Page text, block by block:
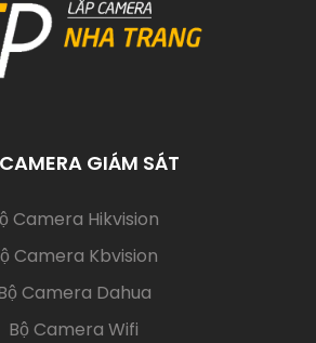
GIÁM SÁT
Camera Hikvision
Camera Kbvision
Camera Dahua
Bộ Camera Wifi